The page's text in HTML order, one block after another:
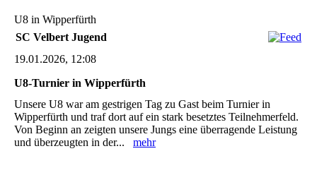
U8 in Wipperfürth
SC Velbert Jugend
19.01.2026, 12:08
U8-Turnier in Wipperfürth
Unsere U8 war am gestrigen Tag zu Gast beim Turnier in
Wipperfürth und traf dort auf ein stark besetztes Teilnehmerfeld.
Von Beginn an zeigten unsere Jungs eine überragende Leistung
und überzeugten in der... mehr